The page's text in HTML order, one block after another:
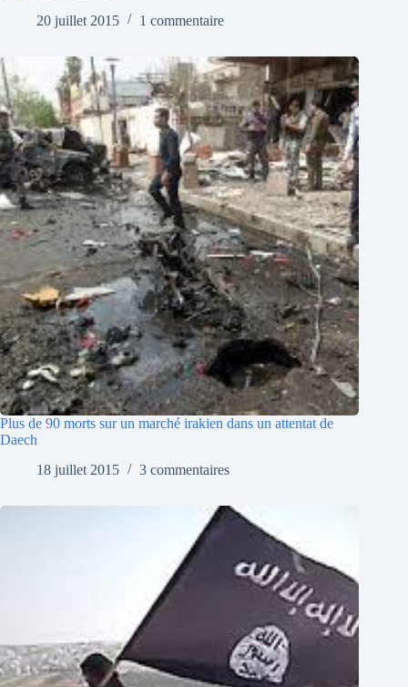
20 juillet 2015
1 commentaire
Plus de 90 morts sur un marché irakien dans un attentat de
Daech
18 juillet 2015
3 commentaires